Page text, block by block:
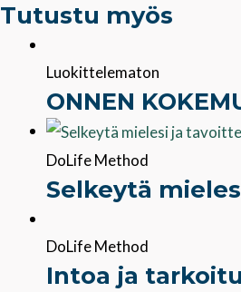
Tutustu myös
Luokittelematon
ONNEN
DoLife Method
Selkeytä
DoLife Method
Intoa ja